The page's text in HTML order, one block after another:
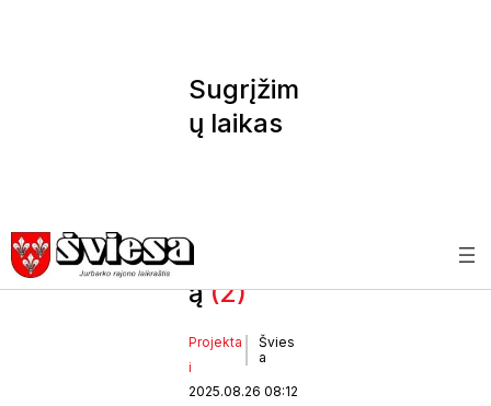
Sugrįžim
ų laikas
šiandien
ą(2)
Projekta
i
Švies
a
2025.08.26 08:12